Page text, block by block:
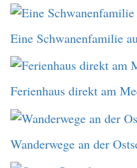
Eine Schwanenfamilie
Ferienhaus direkt am
Wanderwege an der